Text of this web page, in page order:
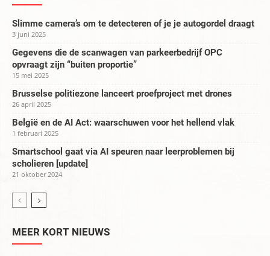
Slimme camera’s om te detecteren of je je autogordel draagt
3 juni 2025
Gegevens die de scanwagen van parkeerbedrijf OPC
opvraagt zijn “buiten proportie”
15 mei 2025
Brusselse politiezone lanceert proefproject met drones
26 april 2025
België en de AI Act: waarschuwen voor het hellend vlak
1 februari 2025
Smartschool gaat via AI speuren naar leerproblemen bij
scholieren [update]
21 oktober 2024
MEER KORT NIEUWS